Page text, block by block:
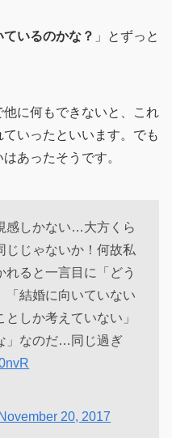
いるのかな？ 」とずっと
に何もできないと、これ
いったといいます。でも
あったそうです。
感しかない…大方くら
じじゃないか！何故私
ると一言目に「どう
「結婚に向いていない
しか考えていない」
」なのだ…同じ過ぎ
November 20, 2017